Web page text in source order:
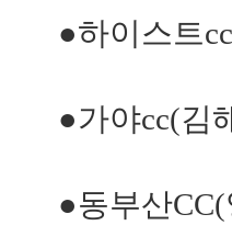
●하이스트cc
●가야cc(김
●동부산